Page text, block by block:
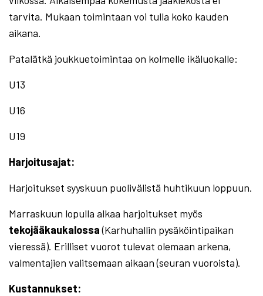
tarvita. Mukaan toimintaan voi tulla koko kauden
aikana.
Patalätkä joukkuetoimintaa on kolmelle ikäluokalle:
U13
U16
U19
Harjoitusajat:
Harjoitukset syyskuun puolivälistä huhtikuun loppuun.
Marraskuun lopulla alkaa harjoitukset myös
tekojääkaukalossa(Karhuhallin pysäköintipaikan
vieressä). Erilliset vuorot tulevat olemaan arkena,
valmentajien valitsemaan aikaan (seuran vuoroista).
Kustannukset: